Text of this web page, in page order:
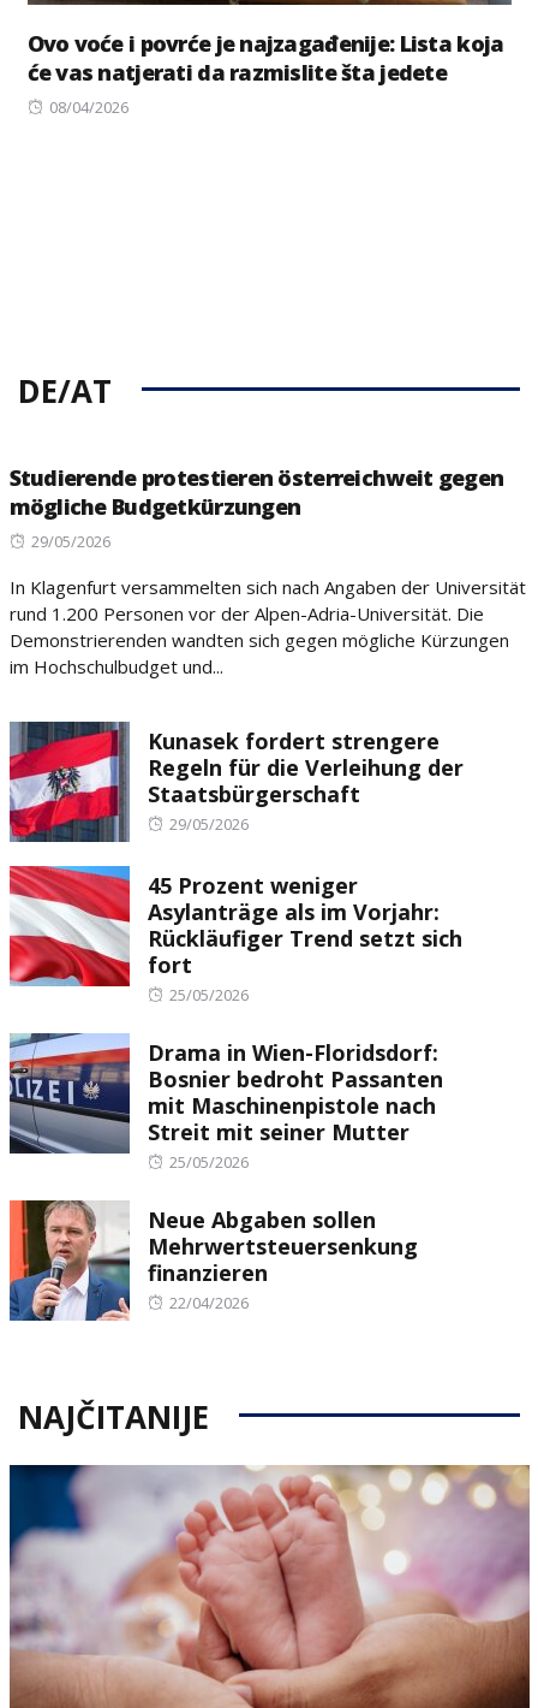
Ovo voće i povrće je najzagađenije: Lista koja
će vas natjerati da razmislite šta jedete
Posted
08/04/2026
DE/AT
Studierende protestieren österreichweit gegen
mögliche Budgetkürzungen
Posted
29/05/2026
In Klagenfurt versammelten sich nach Angaben der Universität
rund 1.200 Personen vor der Alpen-Adria-Universität. Die
Demonstrierenden wandten sich gegen mögliche Kürzungen
im Hochschulbudget und...
Kunasek fordert strengere
Regeln für die Verleihung der
Staatsbürgerschaft
Posted
29/05/2026
45 Prozent weniger
Asylanträge als im Vorjahr:
Rückläufiger Trend setzt sich
fort
Posted
25/05/2026
Drama in Wien-Floridsdorf:
Bosnier bedroht Passanten
mit Maschinenpistole nach
Streit mit seiner Mutter
Posted
25/05/2026
Neue Abgaben sollen
Mehrwertsteuersenkung
finanzieren
Posted
22/04/2026
NAJČITANIJE